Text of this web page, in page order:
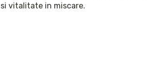
vitalitate in miscare.